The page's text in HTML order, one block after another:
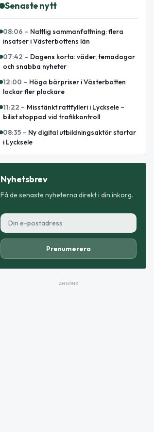
Senaste nytt
08:06 – Nattlig sammanfattning: flera
insatser i Västerbottens län
07:42 – Dagens korta: väder, temadagar
och snabba nyheter
12:00 – Höga bärpriser i Västerbotten
lockar fler plockare
11:22 – Misstänkt rattfylleri i Lycksele –
bilist stoppad vid trafikkontroll
08:35 – Ny digital utbildningsaktör startar
i Lycksele
Nyhetsbrev
Få de senaste nyheterna direkt i din inkorg.
Prenumerera
ANNONS